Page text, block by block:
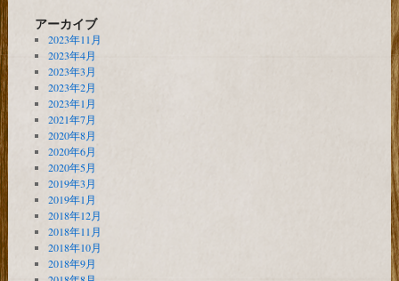
アーカイブ
2023年11月
2023年4月
2023年3月
2023年2月
2023年1月
2021年7月
2020年8月
2020年6月
2020年5月
2019年3月
2019年1月
2018年12月
2018年11月
2018年10月
2018年9月